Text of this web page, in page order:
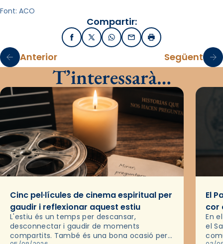
Font: ACO
Compartir:
FacebookX / TwitterWhatsApp
EmailImprimir
Anterior Següent
T’interessarà…
Cinc pel·lícules de cinema espiritual per
gaudir i reflexionar aquest estiu
L'estiu és un temps per descansar,
desconnectar i gaudir de moments
compartits. També és una bona ocasió per
El
cor
En
el